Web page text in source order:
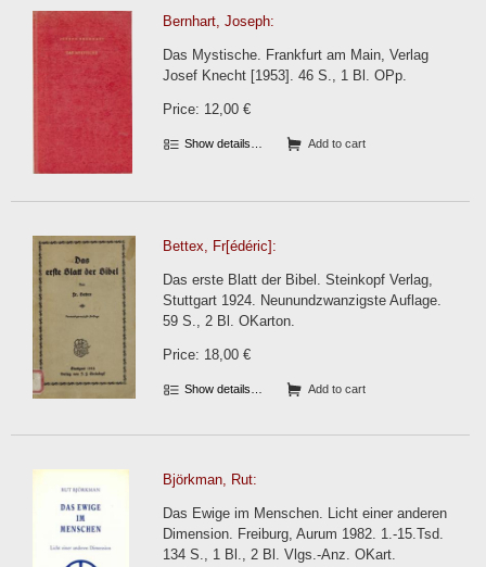
Bernhart, Joseph:
Das Mystische. Frankfurt am Main, Verlag
Josef Knecht [1953]. 46 S., 1 Bl. OPp.
Price: 12,00 €
Show details… Add to cart
Bettex, Fr[édéric]:
Das erste Blatt der Bibel. Steinkopf Verlag,
Stuttgart 1924. Neunundzwanzigste Auflage.
59 S., 2 Bl. OKarton.
Price: 18,00 €
Show details… Add to cart
Björkman, Rut:
Das Ewige im Menschen. Licht einer anderen
Dimension. Freiburg, Aurum 1982. 1.-15.Tsd.
134 S., 1 Bl., 2 Bl. Vlgs.-Anz. OKart.